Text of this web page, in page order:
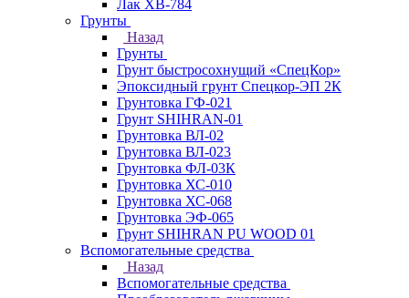
Лак ХВ-784
Грунты
Назад
Грунты
Грунт быстросохнущий «СпецКор»
Эпоксидный грунт Спецкор-ЭП 2К
Грунтовка ГФ-021
Грунт SHIHRAN-01
Грунтовка ВЛ-02
Грунтовка ВЛ-023
Грунтовка ФЛ-03К
Грунтовка ХС-010
Грунтовка ХС-068
Грунтовка ЭФ-065
Грунт SHIHRAN PU WOOD 01
Вспомогательные средства
Назад
Вспомогательные средства